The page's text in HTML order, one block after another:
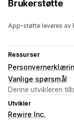
Brukerstøtte
App-støtte leveres av
Ressurser
Vanlige spørsmål
Denne utvikleren
Utvikler
Rewire Inc.